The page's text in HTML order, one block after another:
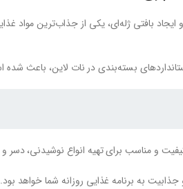
و ایجاد بافتی ژله‌ای، یکی از جذاب‌ترین
بسته‌بندی در نات لاین، باعث
و مناسب برای تهیه انواع نوشیدنی،
جذابیت به برنامه غذایی روزانه شما خواهد بود.